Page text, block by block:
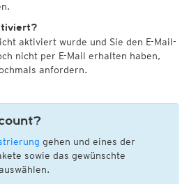
aktiviert wurde und Sie den E-Mail-
nicht per E-Mail erhalten haben,
anfordern.
gehen und eines der
sowie das gewünschte